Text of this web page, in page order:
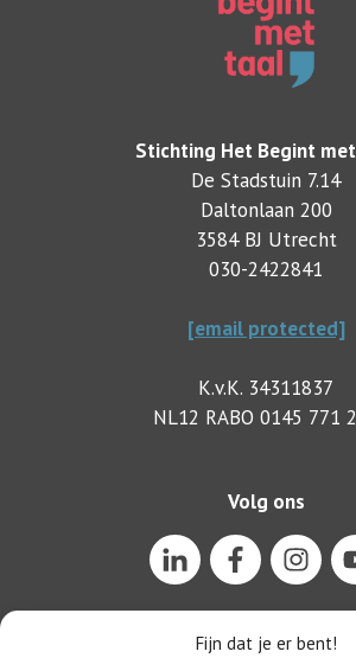
Fijn dat je er bent!
Stichting Het Begint
De Stadstuin 7.14
Daltonlaan 200
3584 BJ Utrecht
030-2422841
[email protected]
K.v.K. 34311837
NL12 RABO 0145 771
Volg ons